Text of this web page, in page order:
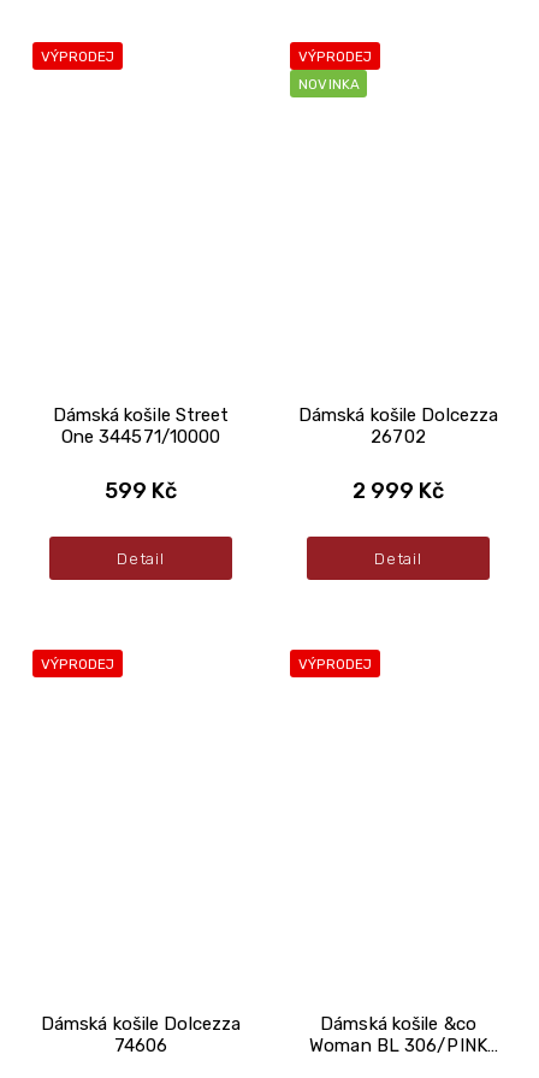
VÝPRODEJ
Dámská košile Street
One 344571/10000
599 Kč
Detail
VÝPRODEJ
NOVINKA
Dámská košile Dolcezza
26702
2 999 Kč
Detail
VÝPRODEJ
Dámská košile Dolcezza
74606
VÝPRODEJ
Dámská košile &co
Woman BL 306/PINK